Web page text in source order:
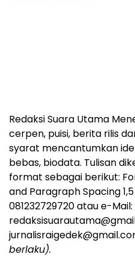
Redaksi Suara Utama
cerpen, puisi, berita rilis
syarat mencantumkan
bebas, biodata. Tulisan
format sebagai berikut:
and Paragraph Spacing
081232729720 atau e-Mail:
berlaku).